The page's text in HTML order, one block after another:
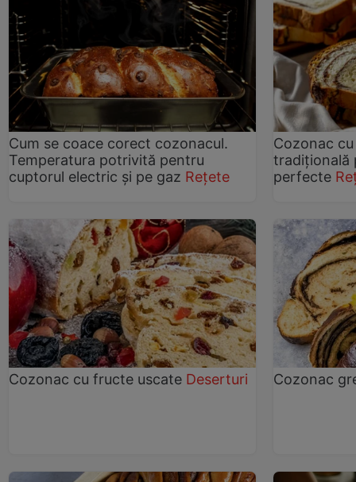
Cum se coace corect cozonacul.
Temperatura potrivită pentru
cuptorul electric și pe gaz Rețete
Cozonac
tradițională
perfecte
Cozonac cu fructe uscate Deserturi Cozonac